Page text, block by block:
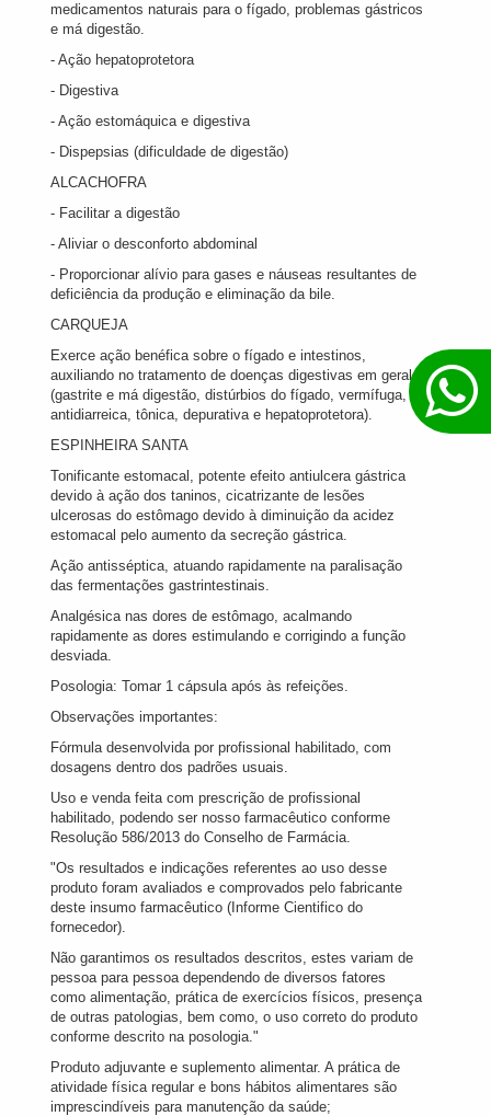
medicamentos naturais para o fígado, problemas gástricos
e má digestão.
- Ação hepatoprotetora
- Digestiva
- Ação estomáquica e digestiva
- Dispepsias (dificuldade de digestão)
ALCACHOFRA
- Facilitar a digestão
- Aliviar o desconforto abdominal
- Proporcionar alívio para gases e náuseas resultantes de
deficiência da produção e eliminação da bile.
CARQUEJA
Exerce ação benéfica sobre o fígado e intestinos,
auxiliando no tratamento de doenças digestivas em geral
(gastrite e má digestão, distúrbios do fígado, vermífuga,
antidiarreica, tônica, depurativa e hepatoprotetora).
ESPINHEIRA SANTA
Tonificante estomacal, potente efeito antiulcera gástrica
devido à ação dos taninos, cicatrizante de lesões
ulcerosas do estômago devido à diminuição da acidez
estomacal pelo aumento da secreção gástrica.
Ação antisséptica, atuando rapidamente na paralisação
das fermentações gastrintestinais.
Analgésica nas dores de estômago, acalmando
rapidamente as dores estimulando e corrigindo a função
desviada.
Posologia: Tomar 1 cápsula após às refeições.
Observações importantes:
Fórmula desenvolvida por profissional habilitado, com
dosagens dentro dos padrões usuais.
Uso e venda feita com prescrição de profissional
habilitado, podendo ser nosso farmacêutico conforme
Resolução 586/2013 do Conselho de Farmácia.
"Os resultados e indicações referentes ao uso desse
produto foram avaliados e comprovados pelo fabricante
deste insumo farmacêutico (Informe Cientifico do
fornecedor).
Não garantimos os resultados descritos, estes variam de
pessoa para pessoa dependendo de diversos fatores
como alimentação, prática de exercícios físicos, presença
de outras patologias, bem como, o uso correto do produto
conforme descrito na posologia."
Produto adjuvante e suplemento alimentar. A prática de
atividade física regular e bons hábitos alimentares são
imprescindíveis para manutenção da saúde;